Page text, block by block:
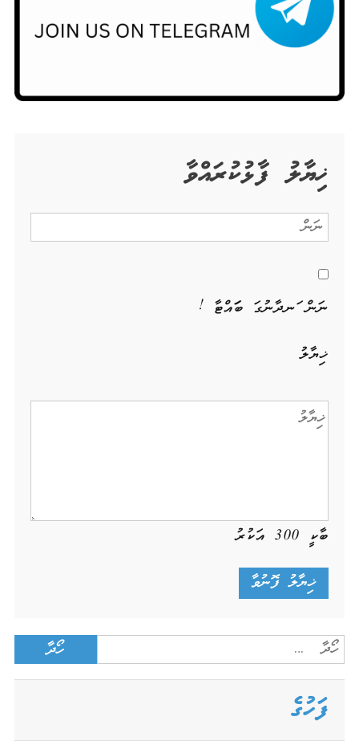
ޚިޔާލު ފާޅުކުރައްވާ
ނަން ހަނދާނުގަ ބަހައްޓާ !
ޚިޔާލު
ބާކީ 300އަކުރު
Search
for:
ފަހުގެ